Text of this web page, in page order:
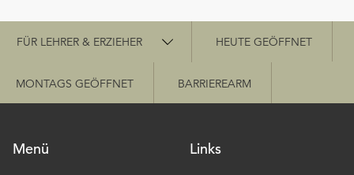
Schnellzugriff
FÜR LEHRER & ERZIEHER HEUTE GEÖFFNET
MONTAGS GEÖFFNET BARRIEREARM
Menü
Links